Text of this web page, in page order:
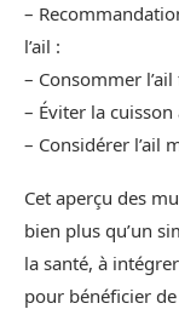
–
l’ail :
– Consommer
– Éviter la
– Considérer l’ail
Cet aperçu des
bien plus qu’un
la santé, à
pour bénéficier